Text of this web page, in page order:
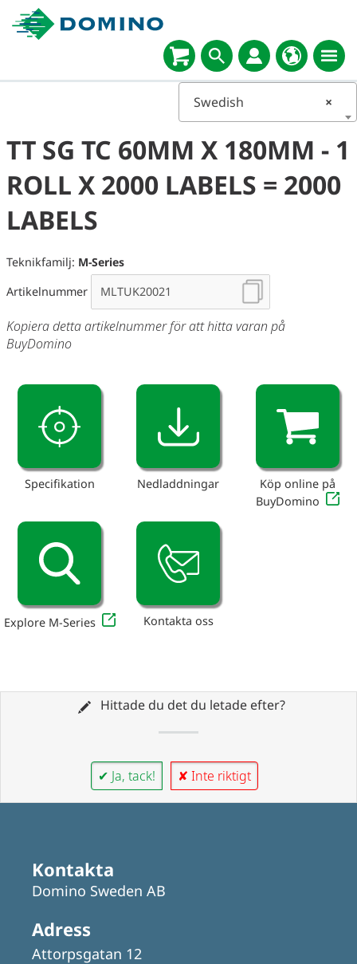
×
Swedish
TT SG TC 60MM X 180MM - 1
ROLL X 2000 LABELS = 2000
LABELS
Teknikfamilj: M-Series
Artikelnummer
Kopiera detta artikelnummer för att hitta varan på
BuyDomino
Specifikation Nedladdningar
Köp online på
BuyDomino
Explore M-Series Kontakta oss
Hittade du det du letade efter?
✔ Ja, tack! ✘ Inte riktigt
Kontakta
Domino Sweden AB
Adress
Attorpsgatan 12